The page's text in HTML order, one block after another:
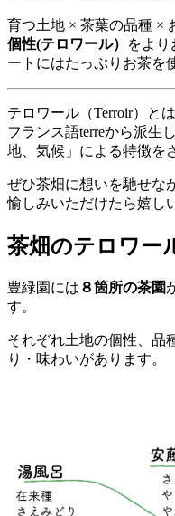
育つ土地 × 茶葉の品種 ×
個性(テロワール）
をより
ートにはたっぷりお茶を
テロワール（Terroir）と
フランス語terreから派生
地、気候」による特徴を
ぜひ茶畑に想いを馳せな
愉しみいただけたら嬉し
茶畑のテロワー
豊緑園には ８箇所の茶園
す。
それぞれ土地の個性、品
り・味わいがあります。